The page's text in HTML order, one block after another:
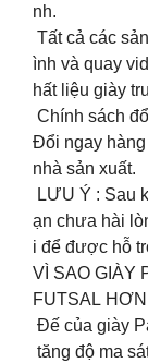
nh.
Tất cả các
ình và quay
hất liệu giày
Chính sách
Đổi ngay
nhà sản xuất.
LƯU Ý : Sau
ạn chưa hài
i để được hỗ
VÌ SAO GIÀY
FUTSAL
Đế của giày
tăng độ ma